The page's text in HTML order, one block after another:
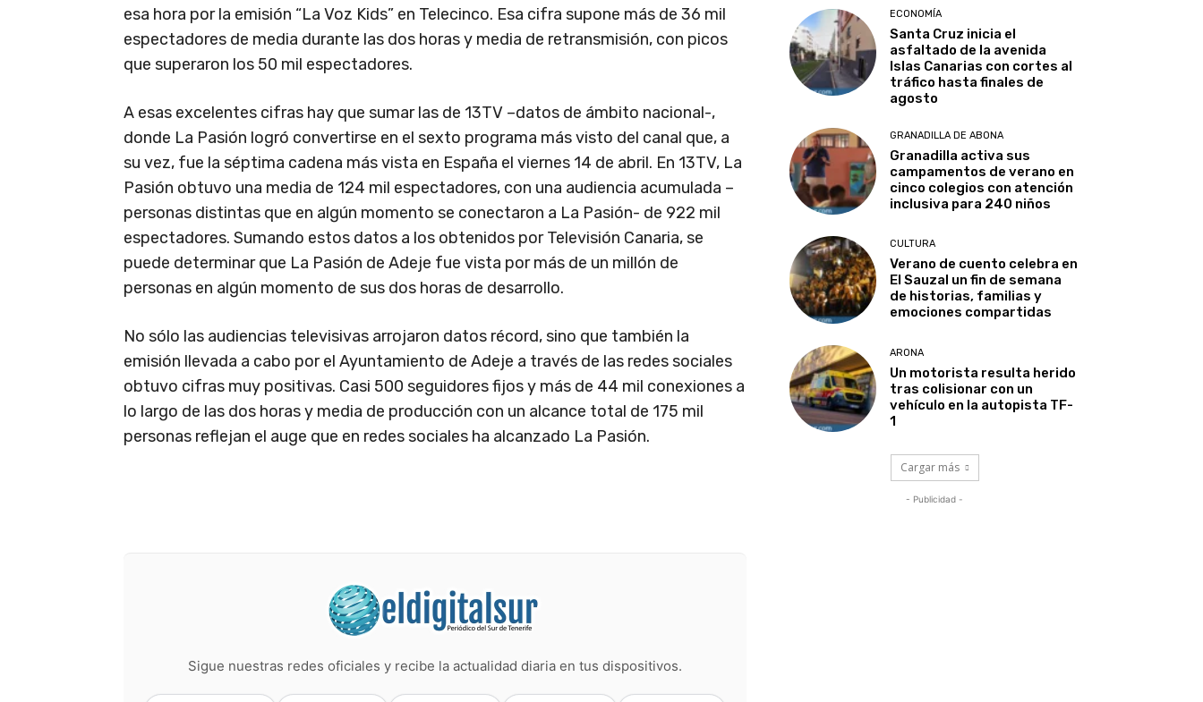
esa hora por la emisión “La Voz Kids” en Telecinco. Esa cifra supone más de 36 mil
espectadores de media durante las dos horas y media de retransmisión, con picos
que superaron los 50 mil espectadores.
A esas excelentes cifras hay que sumar las de 13TV –datos de ámbito nacional-,
donde La Pasión logró convertirse en el sexto programa más visto del canal que, a
su vez, fue la séptima cadena más vista en España el viernes 14 de abril. En 13TV, La
Pasión obtuvo una media de 124 mil espectadores, con una audiencia acumulada –
personas distintas que en algún momento se conectaron a La Pasión- de 922 mil
espectadores. Sumando estos datos a los obtenidos por Televisión Canaria, se
puede determinar que La Pasión de Adeje fue vista por más de un millón de
personas en algún momento de sus dos horas de desarrollo.
No sólo las audiencias televisivas arrojaron datos récord, sino que también la
emisión llevada a cabo por el Ayuntamiento de Adeje a través de las redes sociales
obtuvo cifras muy positivas. Casi 500 seguidores fijos y más de 44 mil conexiones a
lo largo de las dos horas y media de producción con un alcance total de 175 mil
personas reflejan el auge que en redes sociales ha alcanzado La Pasión.
Sigue nuestras redes oficiales y recibe la actualidad diaria en tus dispositivos.
ECONOMÍA
Santa Cruz inicia el
asfaltado de la avenida
Islas Canarias con cortes al
tráfico hasta finales de
agosto
GRANADILLA DE ABONA
Granadilla activa sus
campamentos de verano en
cinco colegios con atención
inclusiva para 240 niños
CULTURA
Verano de cuento celebra en
El Sauzal un fin de semana
de historias, familias y
emociones compartidas
ARONA
Un motorista resulta herido
tras colisionar con un
vehículo en la autopista TF-
1
Cargar más
- Publicidad -